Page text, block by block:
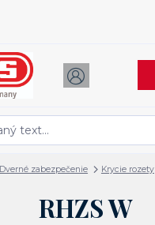
Dverné zabezpečenie Krycie rozety
RHZS W